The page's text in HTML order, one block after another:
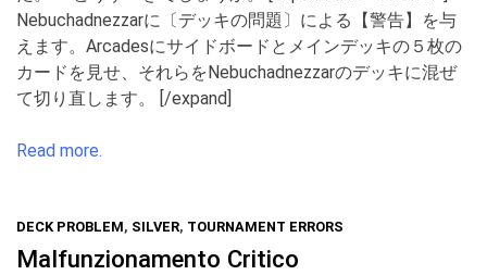
Nebuchadnezzarに〔デッキの問題〕による【警告】を与
えます。Arcadesにサイドボードとメインデッキの５枚の
カードを見せ、それらをNebuchadnezzarのデッキに混ぜ
て切り直します。 [/expand]
Read more.
DECK PROBLEM, SILVER, TOURNAMENT ERRORS
Malfunzionamento Critico